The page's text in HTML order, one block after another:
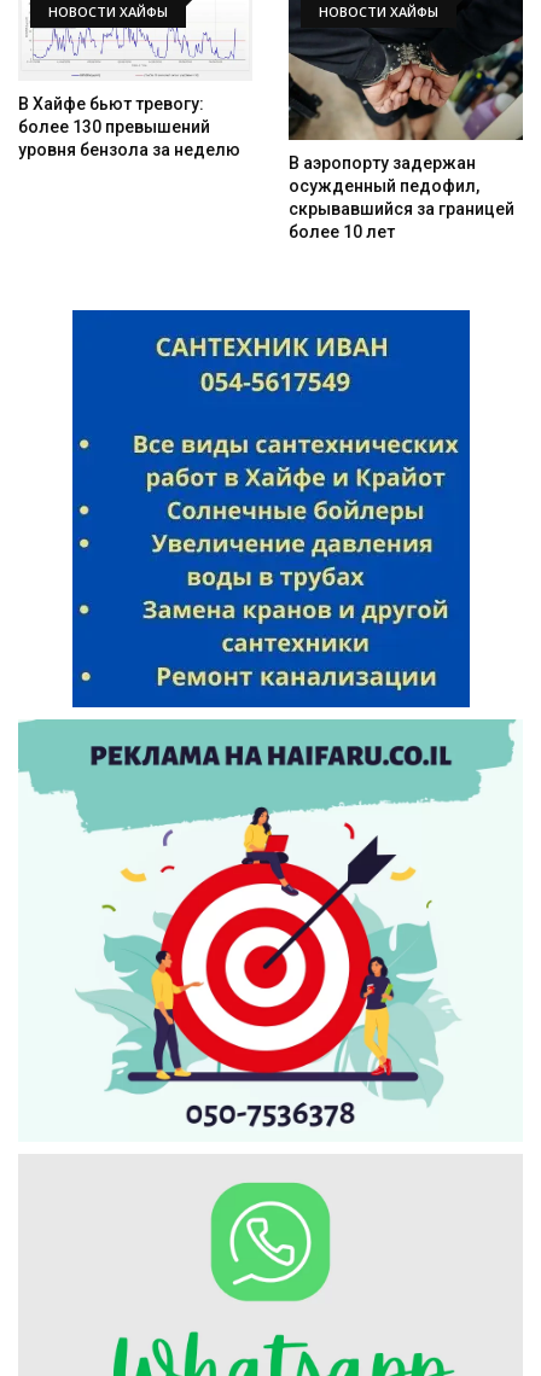
Искать
НОВОСТИ ХАЙФЫ
В Хайфе бьют тревогу:
более 130 превышений
уровня бензола за неделю
НОВОСТИ ХАЙФЫ
В аэропорту задержан
осужденный педофил,
скрывавшийся за границей
более 10 лет